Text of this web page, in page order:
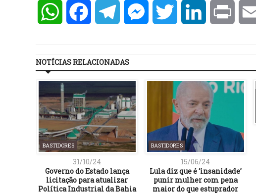
WhatsAppFacebookTelegramMessengerTwitter LinkedInPrint
NOTÍCIAS RELACIONADAS
BASTIDORES
31/10/24
Governo do Estado lança
licitação para atualizar
Política Industrial da Bahia
BASTIDORES
15/06/24
Lula diz que é ‘insanidade’
punir mulher com pena
maior do que estuprador